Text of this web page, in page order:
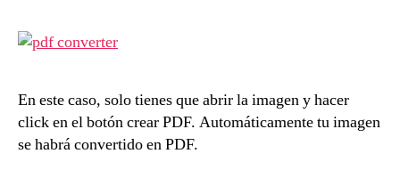
En este caso, solo tienes que abrir la imagen y hacer
click en el botón crear PDF. Automáticamente tu imagen
se habrá convertido en PDF.